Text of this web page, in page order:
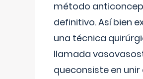
método
definitivo. Así bien
una técnica
llamada
queconsiste en unir